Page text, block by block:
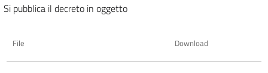
Si pubblica il decreto in oggetto
File Download